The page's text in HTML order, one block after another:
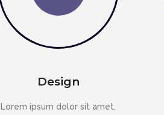
Design
Lorem ipsum dolor sit amet,